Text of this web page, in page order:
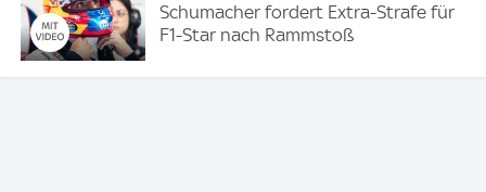
Schumacher fordert Extra-Strafe für
F1-Star nach Rammstoß